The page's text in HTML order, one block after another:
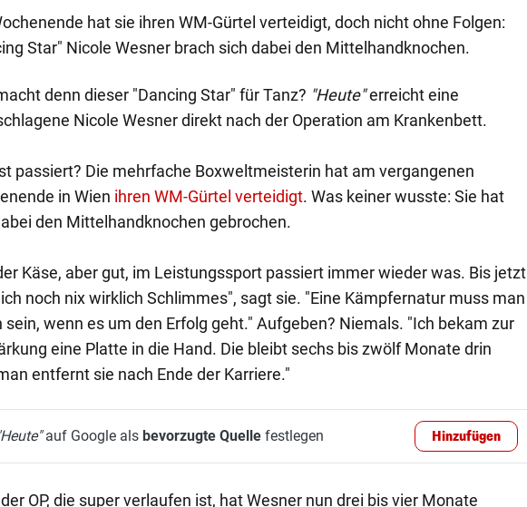
hat sie ihren WM-Gürtel verteidigt, doch nicht ohne Folgen:
Star" Nicole Wesner brach sich dabei den Mittelhandknochen.
denn dieser "Dancing Star" für Tanz? "Heute"erreicht eine
Nicole Wesner direkt nach der Operation am Krankenbett.
passiert? Die mehrfache Boxweltmeisterin hat am vergangenen
in Wien ihren WM-Gürtel verteidigt. Was keiner wusste: Sie hat
den Mittelhandknochen gebrochen.
Käse, aber gut, im Leistungssport passiert immer wieder was. Bis jetzt
noch nix wirklich Schlimmes", sagt sie. "Eine Kämpfernatur muss man
sein, wenn es um den Erfolg geht." Aufgeben? Niemals. "Ich bekam zur
eine Platte in die Hand. Die bleibt sechs bis zwölf Monate drin
entfernt sie nach Ende der Karriere."
auf Google als bevorzugte Quellefestlegen Hinzufügen
OP, die super verlaufen ist, hat Wesner nun drei bis vier Monate